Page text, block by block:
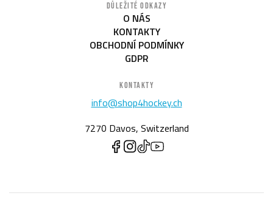
DŮLEŽITÉ ODKAZY
O NÁS
KONTAKTY
OBCHODNÍ PODMÍNKY
GDPR
KONTAKTY
info@shop4hockey.ch
7270 Davos, Switzerland